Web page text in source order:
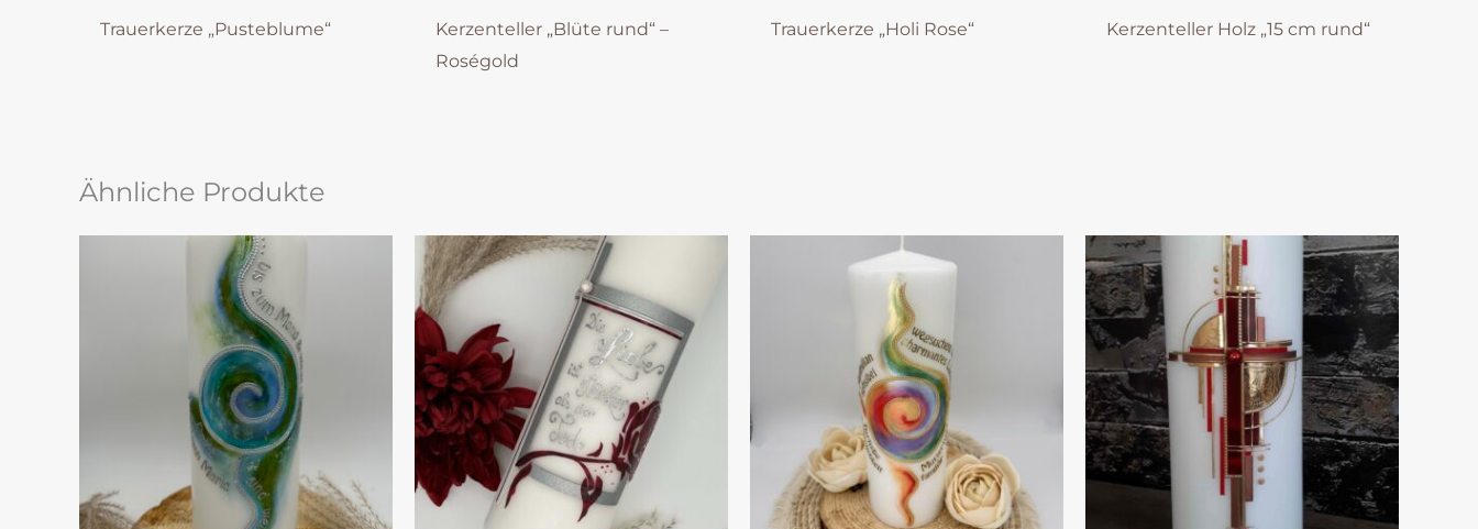
Trauerkerze „Pusteblume“
Kerzenteller „Blüte rund“ –
Roségold
Trauerkerze „Holi Rose“ Kerzenteller Holz „15 cm rund“
Ähnliche Produkte